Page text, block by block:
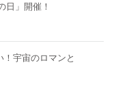
日」開催！
！宇宙のロマンと